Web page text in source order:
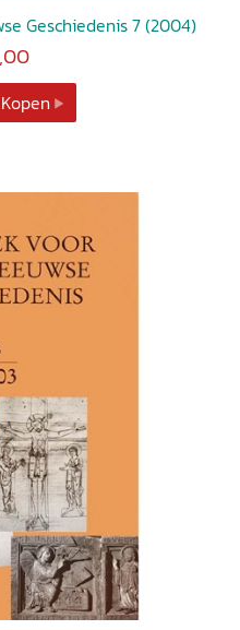
Geschiedenis 7 (2004)
Kopen